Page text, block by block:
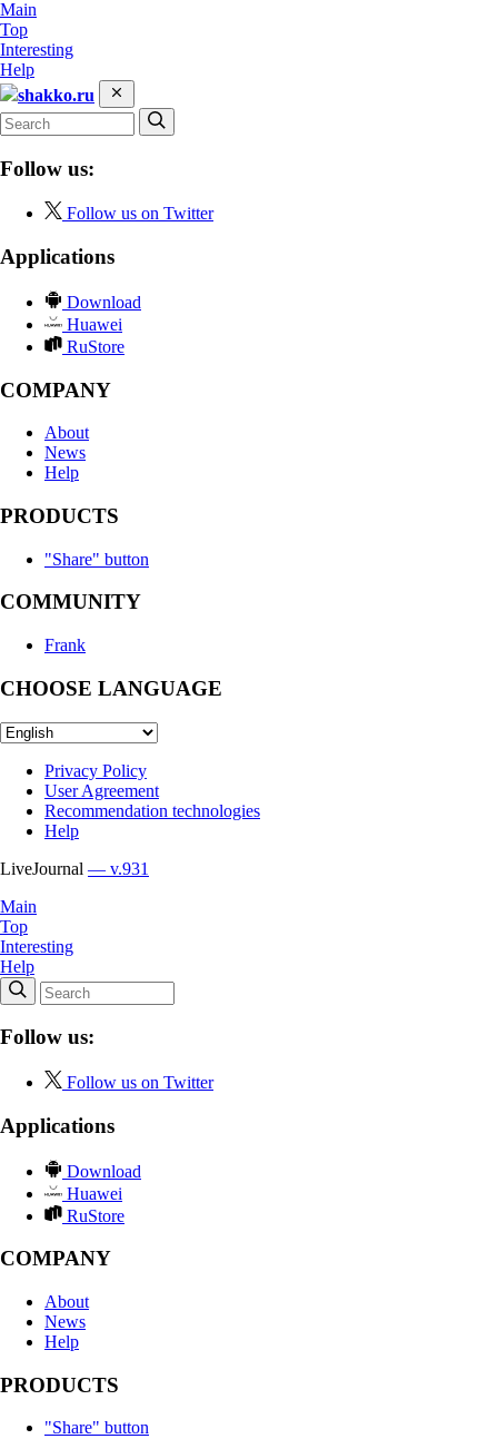
Main
Top
Interesting
Help
shakko.ru
Follow us:
Follow us on Twitter
Applications
Download
Huawei
RuStore
COMPANY
About
News
Help
PRODUCTS
"Share" button
COMMUNITY
Frank
CHOOSE LANGUAGE
Privacy Policy
User Agreement
Recommendation technologies
Help
LiveJournal — v.931
Main
Top
Interesting
Help
Follow us:
Follow us on Twitter
Applications
Download
Huawei
RuStore
COMPANY
About
News
Help
PRODUCTS
"Share" button